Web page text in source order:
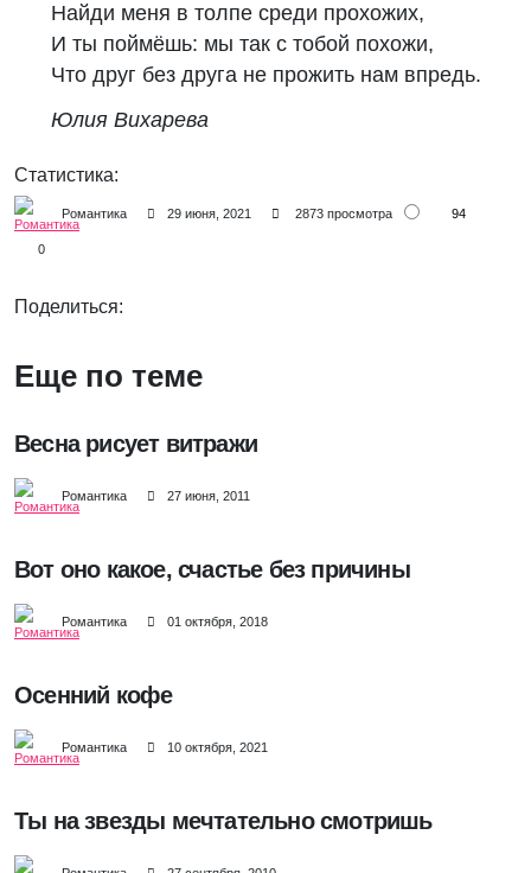
Найди меня в толпе среди прохожих,
И ты поймёшь: мы так с тобой похожи,
Что друг без друга не прожить нам впредь.
Юлия Вихарева
Статистика:
Романтика 29 июня, 2021 2873 просмотра 94
0
Поделиться:
Еще по теме
Весна рисует витражи
Романтика 27 июня, 2011
Вот оно какое, счастье без причины
Романтика 01 октября, 2018
Осенний кофе
Романтика 10 октября, 2021
Ты на звезды мечтательно смотришь